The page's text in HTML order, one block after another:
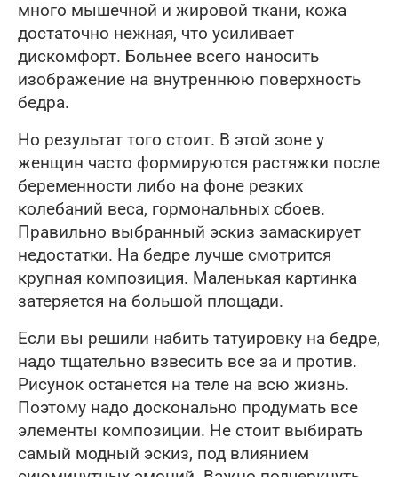
много мышечной и жировой ткани, кожа
достаточно нежная, что усиливает
дискомфорт. Больнее всего наносить
изображение на внутреннюю поверхность
бедра.
Но результат того стоит. В этой зоне у
женщин часто формируются растяжки после
беременности либо на фоне резких
колебаний веса, гормональных сбоев.
Правильно выбранный эскиз замаскирует
недостатки. На бедре лучше смотрится
крупная композиция. Маленькая картинка
затеряется на большой площади.
Если вы решили набить татуировку на бедре,
надо тщательно взвесить все за и против.
Рисунок останется на теле на всю жизнь.
Поэтому надо досконально продумать все
элементы композиции. Не стоит выбирать
самый модный эскиз, под влиянием